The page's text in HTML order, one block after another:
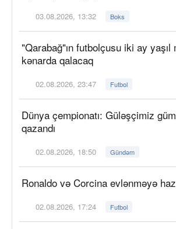
03.08.2026, 13:32 Boks
"Qarabağ"ın futbolçusu iki ay yaşıl
kənarda qalacaq
02.08.2026, 23:47 Futbol
Dünya çempionatı: Güləşçimiz
qazandı
02.08.2026, 18:50 Gündəm
Ronaldo və Corcina evlənməyə
02.08.2026, 17:24 Futbol